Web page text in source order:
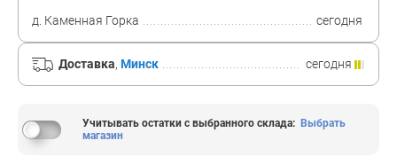
д. Каменная Горка
сегодня
Доставка, Минск сегодня
Учитывать остатки с выбранного склада: Выбрать
магазин